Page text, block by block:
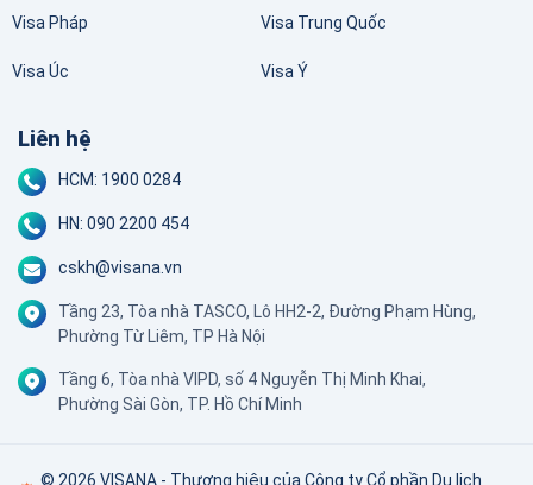
Visa Pháp
Visa Úc
Visa Trung Quốc
Visa Ý
Liên hệ
HCM: 1900 0284
HN: 090 2200 454
cskh@visana.vn
Tầng 23, Tòa nhà TASCO, Lô HH2-2, Đường Phạm Hùng,
Phường Từ Liêm, TP Hà Nội
Tầng 6, Tòa nhà VIPD, số 4 Nguyễn Thị Minh Khai,
Phường Sài Gòn, TP. Hồ Chí Minh
© 2026 VISANA - Thương hiệu của Công ty Cổ phần Du lịch